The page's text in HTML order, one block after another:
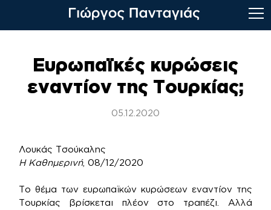
Ευρωπαϊκές κυρώσεις
εναντίον της Τουρκίας;
05.12.2020
Λουκάς Τσούκαλης
Η Καθημερινή, 08/12/2020
Το θέμα των ευρωπαϊκών κυρώσεων εναντίον της
Τουρκίας βρίσκεται πλέον στο τραπέζι. Αλλά